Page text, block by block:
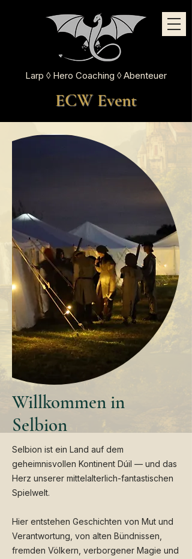
Larp ◊ Hero Coaching ◊ Abenteuer
ECW Event
Willkommen in
Selbion
Selbion ist ein Land auf dem
geheimnisvollen Kontinent Dúil — und das
Herz unserer mittelalterlich-fantastischen
Spielwelt.
Hier entstehen Geschichten von Mut und
Verantwortung, von alten Bündnissen,
fremden Völkern, verborgener Magie und